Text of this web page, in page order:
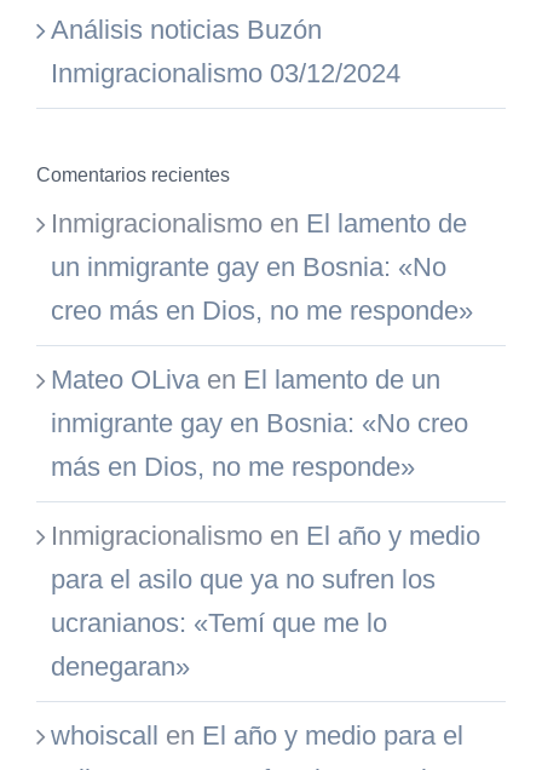
Análisis noticias Buzón
Inmigracionalismo 03/12/2024
Comentarios recientes
Inmigracionalismo en El lamento de
un inmigrante gay en Bosnia: «No
creo más en Dios, no me responde»
Mateo OLivaen El lamento de un
inmigrante gay en Bosnia: «No creo
más en Dios, no me responde»
Inmigracionalismo en El año y medio
para el asilo que ya no sufren los
ucranianos: «Temí que me lo
denegaran»
whoiscall en El año y medio para el